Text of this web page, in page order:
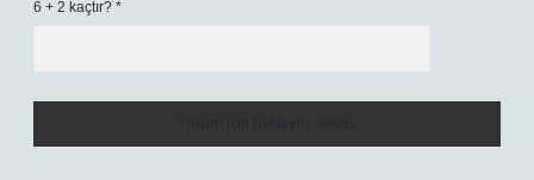
6 + 2 kaçtır? *